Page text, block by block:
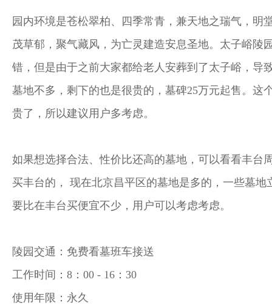
园内环境是苍松翠柏、四季常青，兼天地之瑞气，明
茂草郁，聚气藏风，为亡灵建造安息圣地。太子峪陵
错，但是由于之前大家都给老人安葬到了太子峪，导
墓地不多，剩下的也是很贵的，墓碑25万元起售。这
贵了，所以建议用户多考虑。
如果想选择合法、性价比还高的墓地，可以看看丰台
买丰台的， 现在北京昌平区的墓地是多的，一些墓地
要比在丰台买便宜不少，用户可以考虑考虑。
陵园交通：免费看墓班车接送
工作时间：8：00 - 16：30
使用年限：永久